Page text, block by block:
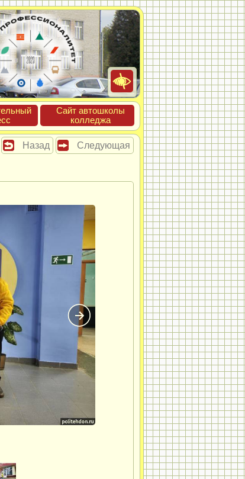
Сайт ав­тошко­лы
кол­леджа
Назад Следующая